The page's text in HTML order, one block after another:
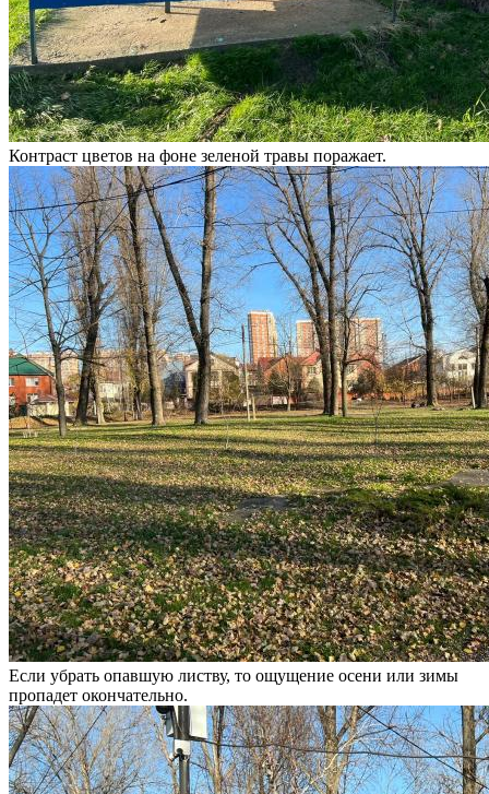
Контраст цветов на фоне зеленой травы поражает.
Если убрать опавшую листву, то ощущение осени или зимы
пропадет окончательно.